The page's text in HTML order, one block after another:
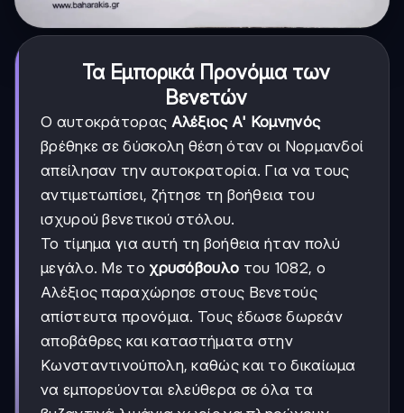
Τα Εμπορικά Προνόμια των
Βενετών
Ο αυτοκράτορας Αλέξιος Α' Κομνηνός
βρέθηκε σε δύσκολη θέση όταν οι Νορμανδοί
απείλησαν την αυτοκρατορία. Για να τους
αντιμετωπίσει, ζήτησε τη βοήθεια του
ισχυρού βενετικού στόλου.
Το τίμημα για αυτή τη βοήθεια ήταν πολύ
μεγάλο. Με το χρυσόβουλο του 1082, ο
Αλέξιος παραχώρησε στους Βενετούς
απίστευτα προνόμια. Τους έδωσε δωρεάν
αποβάθρες και καταστήματα στην
Κωνσταντινούπολη, καθώς και το δικαίωμα
να εμπορεύονται ελεύθερα σε όλα τα